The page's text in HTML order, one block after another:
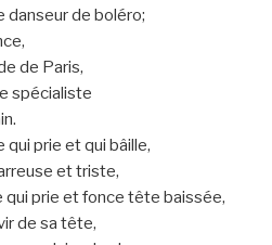
danseur de boléro;
de Paris,
spécialiste
prie et qui bâille,
et triste,
prie et fonce tête baissée,
de sa tête,